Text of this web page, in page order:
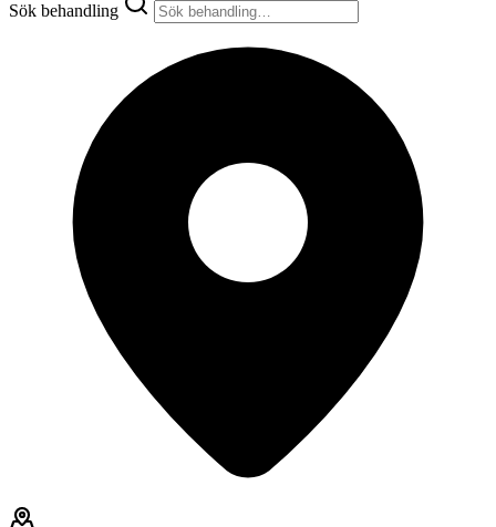
Sök behandling